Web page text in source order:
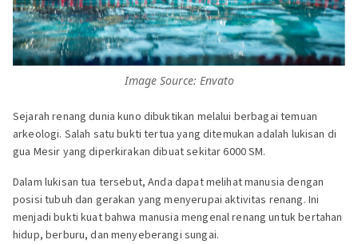
Image Source: Envato
Sejarah renang dunia kuno dibuktikan melalui berbagai temuan
arkeologi. Salah satu bukti tertua yang ditemukan adalah lukisan di
gua Mesir yang diperkirakan dibuat sekitar 6000 SM.
Dalam lukisan tua tersebut, Anda dapat melihat manusia dengan
posisi tubuh dan gerakan yang menyerupai aktivitas renang. Ini
menjadi bukti kuat bahwa manusia mengenal renang untuk bertahan
hidup, berburu, dan menyeberangi sungai.